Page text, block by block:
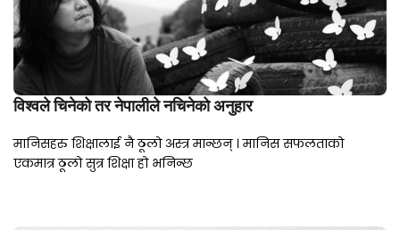
विश्वले चिनेको तर नेपालीले नचिनेको अनुहार
मानिसहरु शिक्षालाई नै ठूलो अस्त्र मान्छन् । मानिस सफलताको
एकमात्र ठूलो सुत्र शिक्षा हो भनिन्छ